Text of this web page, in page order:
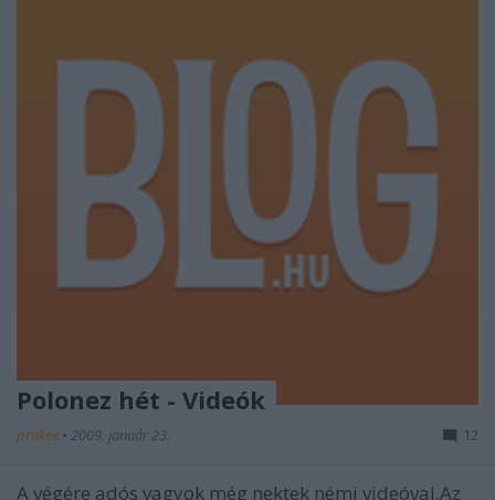
Polonez hét - Videók
prokee • 2009. január 23. 12
A végére adós vagyok még nektek némi videóval.Az